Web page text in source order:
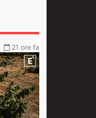
21 ore fa